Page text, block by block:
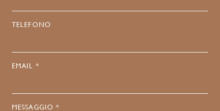
TELEFONO
EMAIL *
MESSAGGIO *